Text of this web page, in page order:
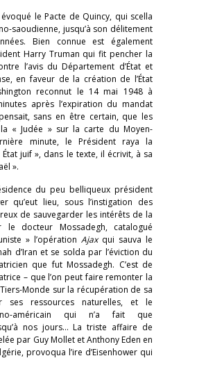
le Pacte de Quincy, qui scella
saoudienne, jusqu’à son délitement
Bien connue est également
Harry Truman qui fit pencher la
l’avis du Département d’État et
en faveur de la création de l’État
reconnut le 14 mai 1948 à
après l’expiration du mandat
sans en être certain, que les
« Judée » sur la carte du Moyen-
minute, le Président raya la
juif », dans le texte, il écrivit, à sa
».
du peu belliqueux président
qu’eut lieu, sous l’instigation des
de sauvegarder les intérêts de la
le docteur Mossadegh, catalogué
» l’opération Ajaxqui sauva le
d’Iran et se solda par l’éviction du
que fut Mossadegh. C’est de
– que l’on peut faire remonter la
Monde sur la récupération de sa
ses ressources naturelles, et le
américain qui n’a fait que
nos jours… La triste affaire de
par Guy Mollet et Anthony Eden en
provoqua l’ire d’Eisenhower qui